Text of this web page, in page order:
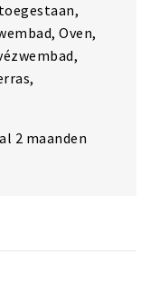
Oven,
2 maanden